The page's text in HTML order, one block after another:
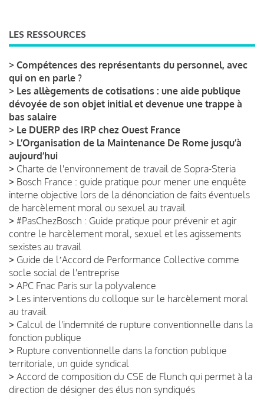
LES RESSOURCES
> Compétences des représentants du personnel, avec
qui on en parle ?
> Les allègements de cotisations : une aide publique
dévoyée de son objet initial et devenue une trappe à
bas salaire
> Le DUERP des IRP chez Ouest France
> L’Organisation de la Maintenance De Rome jusqu’à
aujourd’hui
> Charte de l'environnement de travail de Sopra-Steria
> Bosch France : guide pratique pour mener une enquête
interne objective lors de la dénonciation de faits éventuels
de harcèlement moral ou sexuel au travail
> #PasChezBosch : Guide pratique pour prévenir et agir
contre le harcèlement moral, sexuel et les agissements
sexistes au travail
> Guide de lʼAccord de Performance Collective comme
socle social de l'entreprise
> APC Fnac Paris sur la polyvalence
> Les interventions du colloque sur le harcèlement moral
au travail
> Calcul de l'indemnité de rupture conventionnelle dans la
fonction publique
> Rupture conventionnelle dans la fonction publique
territoriale, un guide syndical
> Accord de composition du CSE de Flunch qui permet à la
direction de désigner des élus non syndiqués